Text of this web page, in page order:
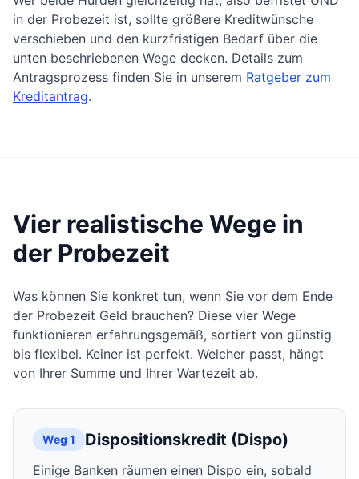
in der Probezeit ist, sollte größere Kreditwünsche
verschieben und den kurzfristigen Bedarf über die
unten beschriebenen Wege decken. Details zum
Antragsprozess finden Sie in unserem Ratgeber zum
Kreditantrag.
Vier realistische Wege in
der Probezeit
Was können Sie konkret tun, wenn Sie vor dem Ende
der Probezeit Geld brauchen? Diese vier Wege
funktionieren erfahrungsgemäß, sortiert von günstig
bis flexibel. Keiner ist perfekt. Welcher passt, hängt
von Ihrer Summe und Ihrer Wartezeit ab.
Weg 1 Dispositionskredit (Dispo)
Einige Banken räumen einen Dispo ein, sobald